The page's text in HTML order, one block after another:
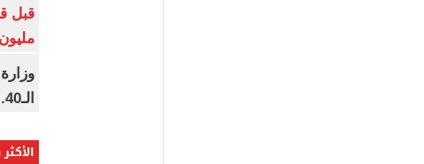
مليون
الـ40.. وتطلق مبادرة دعم الخبرات